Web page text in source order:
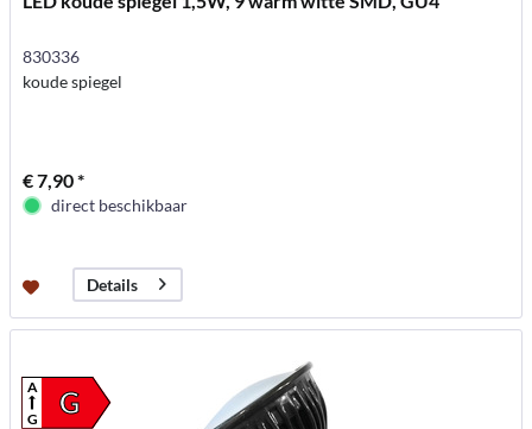
830336
koude spiegel
€ 7,90 *
direct beschikbaar
Details
G
A
G